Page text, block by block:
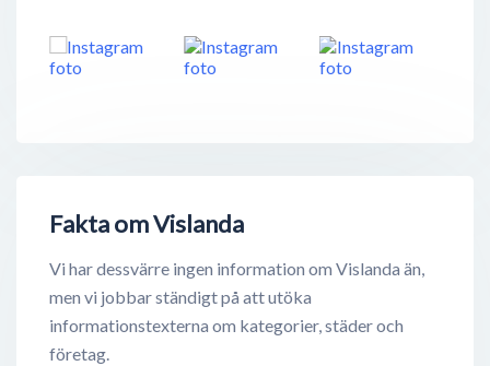
Fakta om Vislanda
Vi har dessvärre ingen information om Vislanda än,
men vi jobbar ständigt på att utöka
informationstexterna om kategorier, städer och
företag.